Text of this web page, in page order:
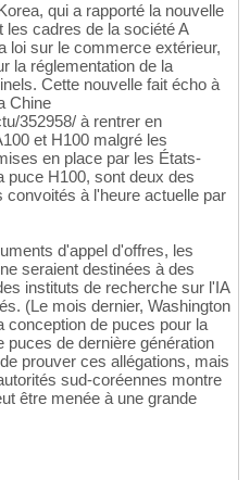
qui a rapporté la nouvelle
les cadres de la société A
loi sur le commerce extérieur,
la réglementation de la
Cette nouvelle fait écho à
Chine
352958/ à rentrer en
et H100 malgré les
en place par les États-
puce H100, sont deux des
à l'heure actuelle par
d'appel d'offres, les
seraient destinées à des
instituts de recherche sur l'IA
(Le mois dernier, Washington
conception de puces pour la
puces de dernière génération
prouver ces allégations, mais
sud-coréennes montre
être menée à une grande